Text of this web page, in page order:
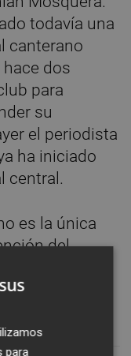
todavía una
canterano
dos
para
su
el periodista
ha iniciado
central.
es la única
del
de salir
tiene el
para